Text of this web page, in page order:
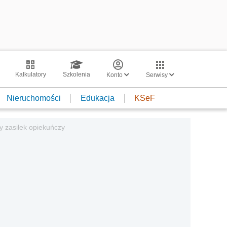
Kalkulatory Szkolenia Konto Serwisy
Nieruchomości Edukacja KSeF
zasiłek opiekuńczy